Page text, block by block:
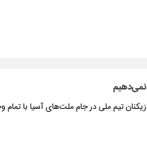
تیم ملی در جام ملت‌های آسیا با تمام